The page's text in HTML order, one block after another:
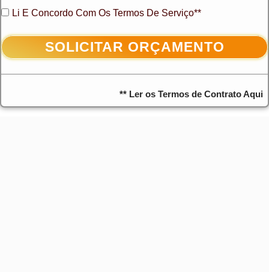
Li E Concordo Com Os Termos De Serviço**
SOLICITAR ORÇAMENTO
** Ler os Termos de Contrato Aqui